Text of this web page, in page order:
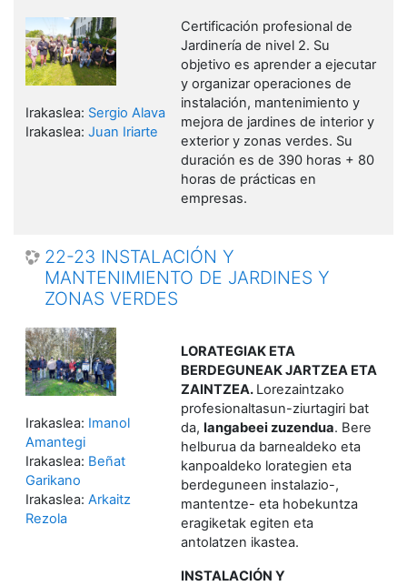
Certificación profesional de
Jardinería de nivel 2. Su
objetivo es aprender a ejecutar
y organizar operaciones de
instalación, mantenimiento y
mejora de jardines de interior y
exterior y zonas verdes. Su
duración es de 390 horas + 80
horas de prácticas en
empresas.
Irakaslea: Sergio Alava
Irakaslea: Juan Iriarte
22-23 INSTALACIÓN Y
MANTENIMIENTO DE JARDINES Y
ZONAS VERDES
LORATEGIAK ETA
BERDEGUNEAK JARTZEA ETA
ZAINTZEA. Lorezaintzako
profesionaltasun-ziurtagiri bat
da, langabeei zuzendua. Bere
helburua da barnealdeko eta
kanpoaldeko lorategien eta
berdeguneen instalazio-,
mantentze- eta hobekuntza
eragiketak egiten eta
antolatzen ikastea.
INSTALACIÓN Y
Irakaslea: Imanol
Amantegi
Irakaslea: Beñat
Garikano
Irakaslea: Arkaitz
Rezola